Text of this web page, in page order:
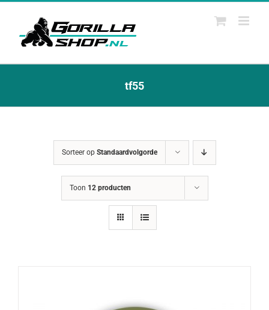
Ga
tf55
Sorteer op Standaardvolgorde
Toon 12 producten